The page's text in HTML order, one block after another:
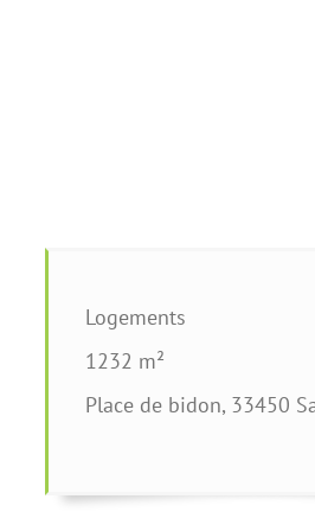
Logements
1232 m²
Place de bidon, 33450